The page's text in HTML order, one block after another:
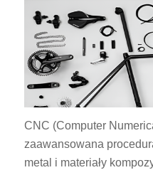
CNC (Computer
zaawansowana
metal i materiały